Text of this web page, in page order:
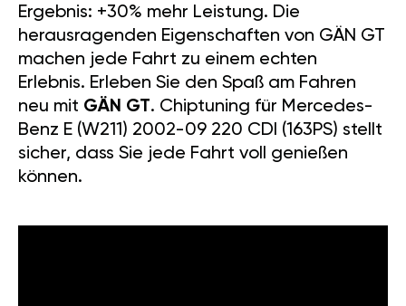
Ergebnis: +30% mehr Leistung. Die
herausragenden Eigenschaften von GÄN GT
machen jede Fahrt zu einem echten
Erlebnis. Erleben Sie den Spaß am Fahren
neu mit GÄN GT. Chiptuning für Mercedes-
Benz E (W211) 2002-09 220 CDI (163PS) stellt
sicher, dass Sie jede Fahrt voll genießen
können.